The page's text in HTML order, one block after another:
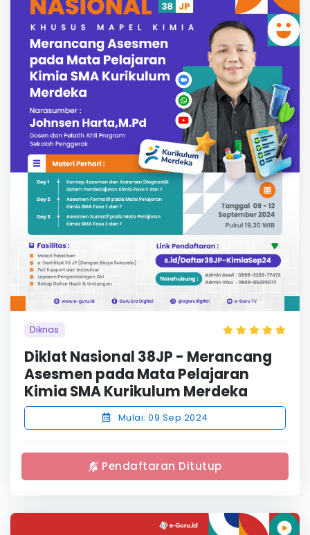
Diknas
Diklat Nasional 38JP - Merancang
Asesmen pada Mata Pelajaran
Kimia SMA Kurikulum Merdeka
Mulai: 09 Sep 2024
Pendaftaran Ditutup